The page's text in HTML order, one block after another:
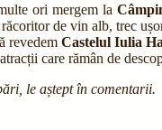
ori mergem la
de vin alb, trec
revedem Castelul Iulia
care rămân de
le aștept în comentarii.